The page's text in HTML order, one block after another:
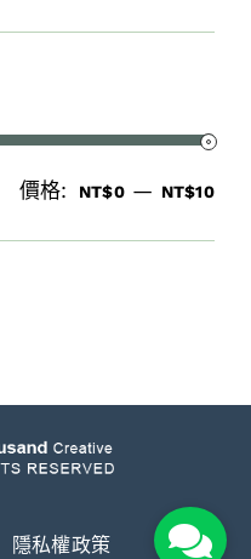
價格: NT$0— NT$10
隱私權政策